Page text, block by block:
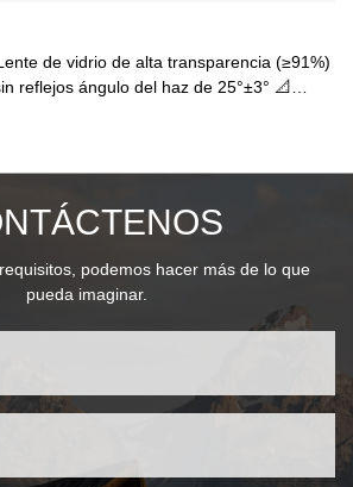
de vidrio de alta transparencia (≥91%)
reflejos ángulo del haz de 25°±3° 📐
podemos hacer más de lo que
pueda imaginar.